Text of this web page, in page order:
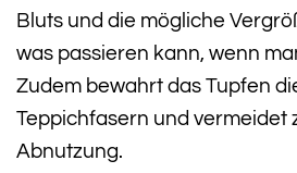
Bluts und die mögliche
was passieren kann, wenn
Zudem bewahrt das Tupfen
Teppichfasern und vermeidet
Abnutzung.